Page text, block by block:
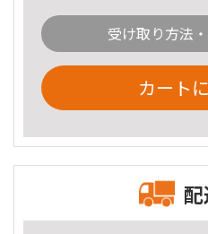
受け取り方法
カート